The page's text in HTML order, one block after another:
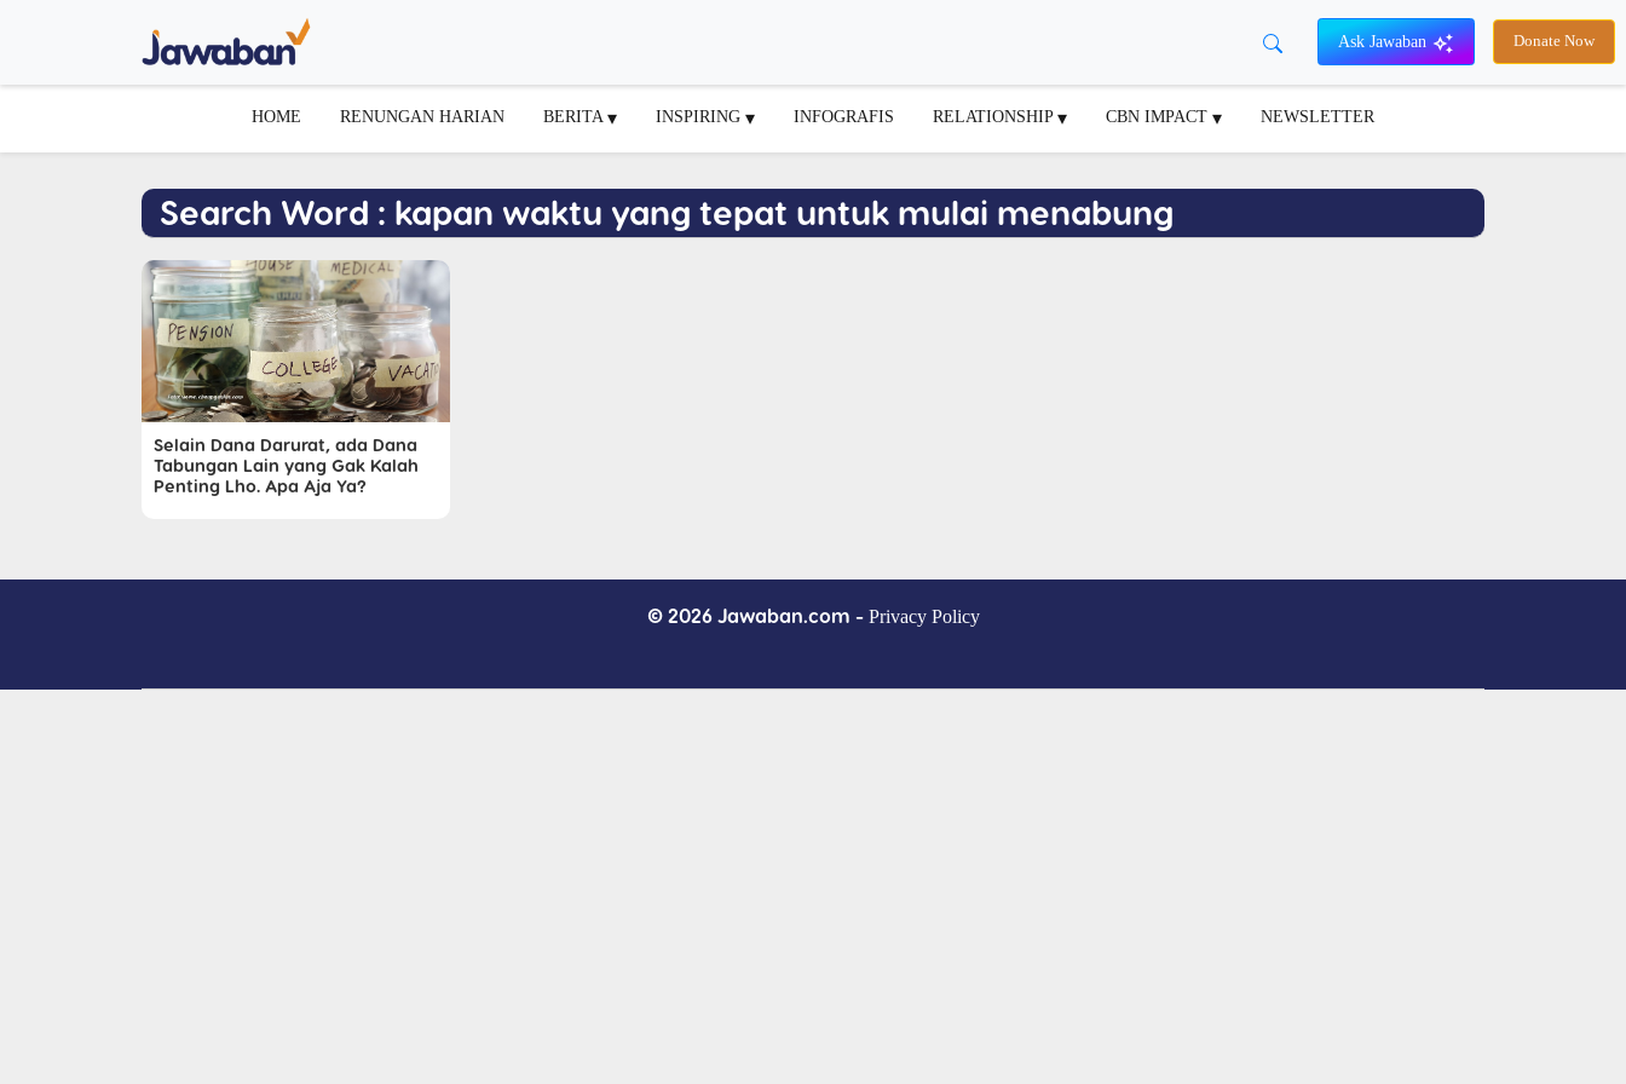
Ask Jawaban Donate Now
HOME RENUNGAN HARIAN BERITA INSPIRING INFOGRAFIS RELATIONSHIP CBN IMPACT NEWSLETTER
Search Word : kapan waktu yang tepat untuk mulai menabung
Selain Dana Darurat, ada Dana
Tabungan Lain yang Gak Kalah
Penting Lho. Apa Aja Ya?
© 2026 Jawaban.com - Privacy Policy